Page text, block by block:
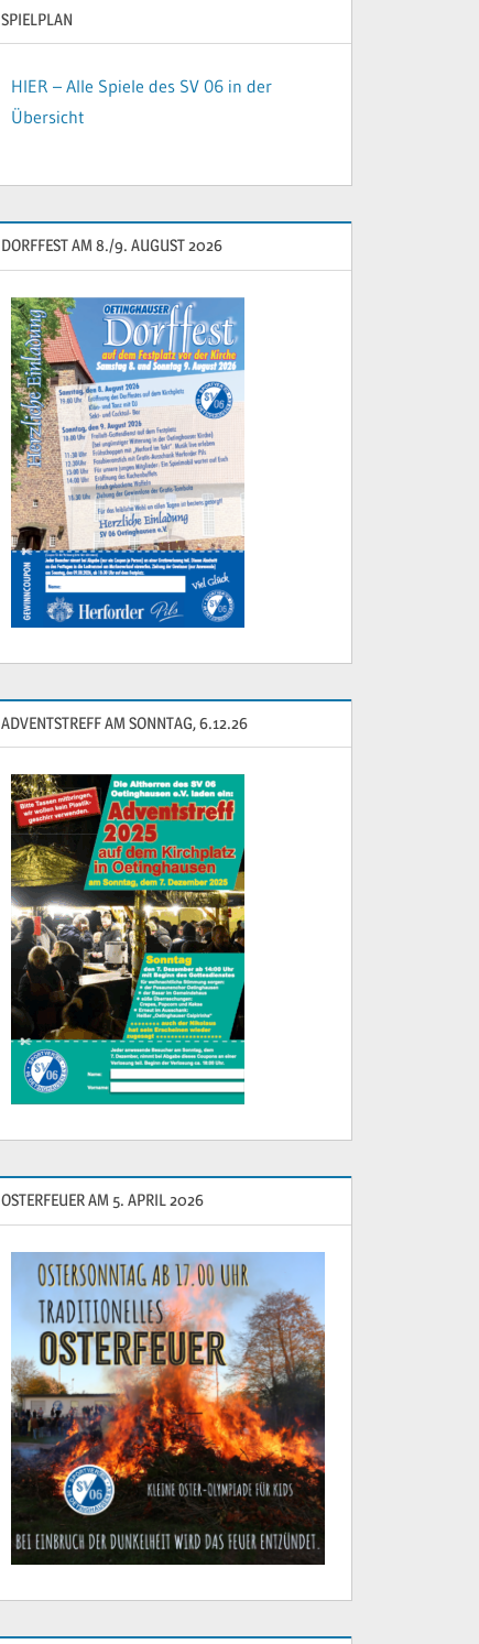
SPIELPLAN
HIER – Alle Spiele des SV 06 in der
Übersicht
DORFFEST AM 8./9. AUGUST 2026
ADVENTSTREFF AM SONNTAG, 6.12.26
OSTERFEUER AM 5. APRIL 2026